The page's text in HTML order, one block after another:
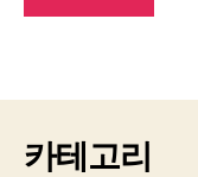
카테고리